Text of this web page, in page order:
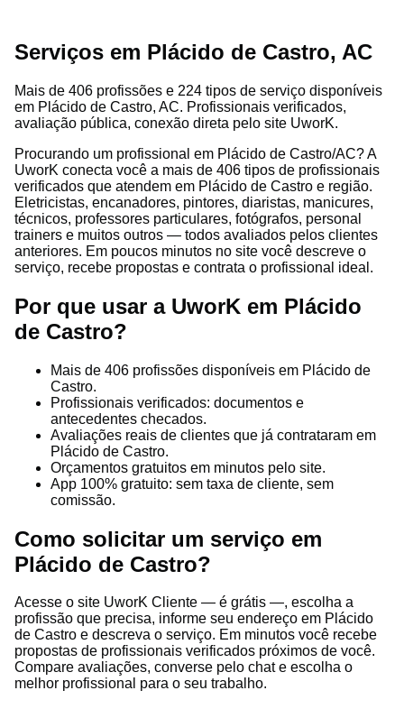
Serviços em Plácido de Castro, AC
Mais de 406 profissões e 224 tipos de serviço disponíveis
em Plácido de Castro, AC. Profissionais verificados,
avaliação pública, conexão direta pelo site UworK.
Procurando um profissional em Plácido de Castro/AC? A
UworK conecta você a mais de 406 tipos de profissionais
verificados que atendem em Plácido de Castro e região.
Eletricistas, encanadores, pintores, diaristas, manicures,
técnicos, professores particulares, fotógrafos, personal
trainers e muitos outros — todos avaliados pelos clientes
anteriores. Em poucos minutos no site você descreve o
serviço, recebe propostas e contrata o profissional ideal.
Por que usar a UworK em Plácido
de Castro?
Mais de 406 profissões disponíveis em Plácido de
Castro.
Profissionais verificados: documentos e
antecedentes checados.
Avaliações reais de clientes que já contrataram em
Plácido de Castro.
Orçamentos gratuitos em minutos pelo site.
App 100% gratuito: sem taxa de cliente, sem
comissão.
Como solicitar um serviço em
Plácido de Castro?
Acesse o site UworK Cliente — é grátis —, escolha a
profissão que precisa, informe seu endereço em Plácido
de Castro e descreva o serviço. Em minutos você recebe
propostas de profissionais verificados próximos de você.
Compare avaliações, converse pelo chat e escolha o
melhor profissional para o seu trabalho.